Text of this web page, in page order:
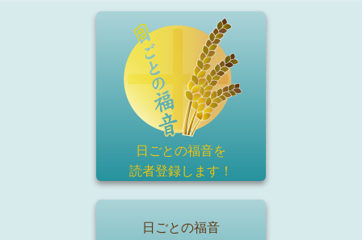
日ごとの福音を
読者登録します！
日ごとの福音